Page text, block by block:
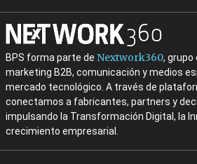
BPS forma parte de Nextwork360, grupo
marketing B2B, comunicación y medios
mercado tecnológico. A través de
conectamos a fabricantes, partners y
impulsando la Transformación Digital, la
crecimiento empresarial.